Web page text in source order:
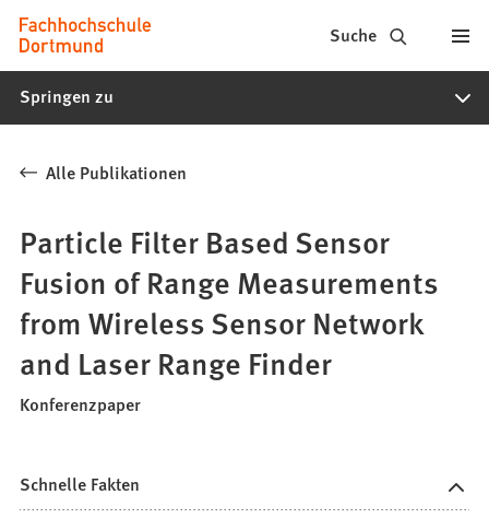
Inhalt anspringen
Fachhochschule
Dortmund
-
Studiengänge,
Bewerbung
Suche
Springen zu
Alle Publikationen
Particle Filter Based Sensor
Fusion of Range Measurements
from Wireless Sensor Network
and Laser Range Finder
Konferenzpaper
Schnelle Fakten